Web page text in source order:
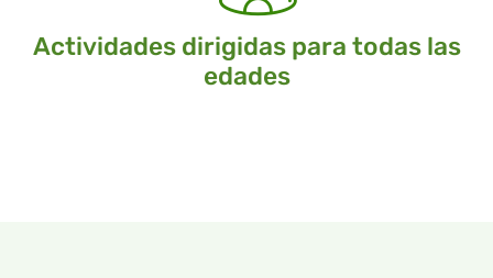
Actividades dirigidas para todas las
edades